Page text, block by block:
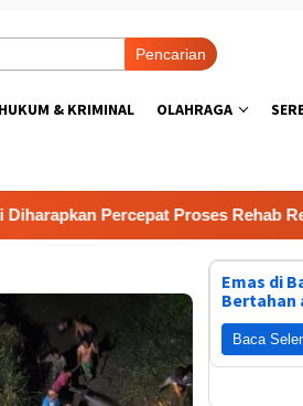
Pencarian
HUKUM & KRIMINAL OLAHRAGA
Percepat Proses Rehab Rekon
Emas di
Bertahan
Baca